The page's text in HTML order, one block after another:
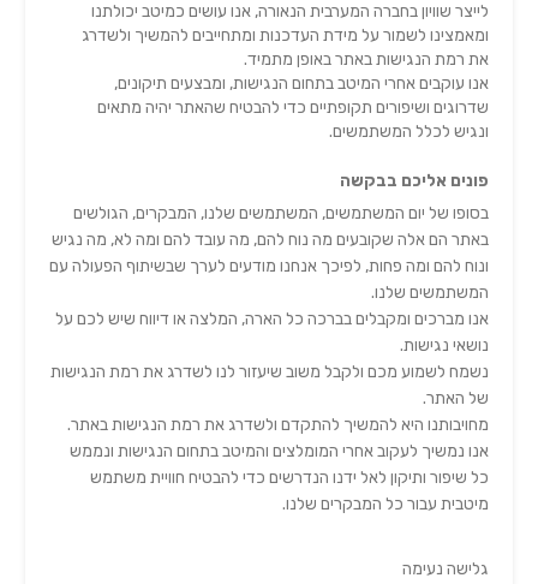
לייצר שוויון בחברה המערבית הנאורה, אנו עושים כמיטב יכולתנו
ומאמצינו לשמור על מידת העדכנות ומתחייבים להמשיך ולשדרג
את רמת הנגישות באתר באופן מתמיד.
אנו עוקבים אחרי המיטב בתחום הנגישות, ומבצעים תיקונים,
שדרוגים ושיפורים תקופתיים כדי להבטיח שהאתר יהיה מתאים
ונגיש לכלל המשתמשים.
פונים אליכם בבקשה
בסופו של יום המשתמשים, המשתמשים שלנו, המבקרים, הגולשים
באתר הם אלה שקובעים מה נוח להם, מה עובד להם ומה לא, מה נגיש
ונוח להם ומה פחות, לפיכך אנחנו מודעים לערך שבשיתוף הפעולה עם
המשתמשים שלנו.
אנו מברכים ומקבלים בברכה כל הארה, המלצה או דיווח שיש לכם על
נושאי נגישות.
נשמח לשמוע מכם ולקבל משוב שיעזור לנו לשדרג את רמת הנגישות
של האתר.
מחויבותנו היא להמשיך להתקדם ולשדרג את רמת הנגישות באתר.
אנו נמשיך לעקוב אחרי המומלצים והמיטב בתחום הנגישות ונממש
כל שיפור ותיקון לאל ידנו הנדרשים כדי להבטיח חוויית משתמש
מיטבית עבור כל המבקרים שלנו.
גלישה נעימה